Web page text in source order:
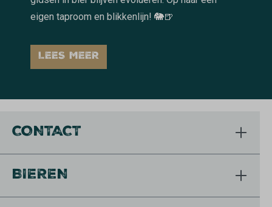
eigen taproom en blikkenlijn! 🐘🍺
LEES MEER
CONTACT
BIEREN